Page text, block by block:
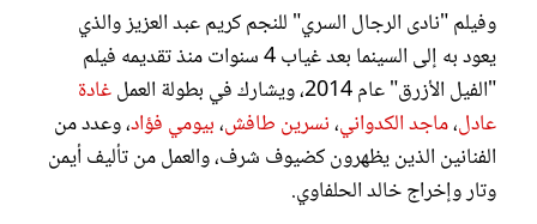
وفيلم "نادى الرجال السري" للنجم كريم عبد العزيز والذي
يعود به إلى السينما بعد غياب 4 سنوات منذ تقديمه فيلم
"الفيل الأزرق" عام 2014، ويشارك في بطولة العمل
غادة
عادل،ماجد الكدواني،نسرين طافش،بيومي فؤاد، وعدد من
الفنانين الذين يظهرون كضيوف شرف، والعمل من تأليف أيمن
وتار وإخراج خالد الحلفاوي.